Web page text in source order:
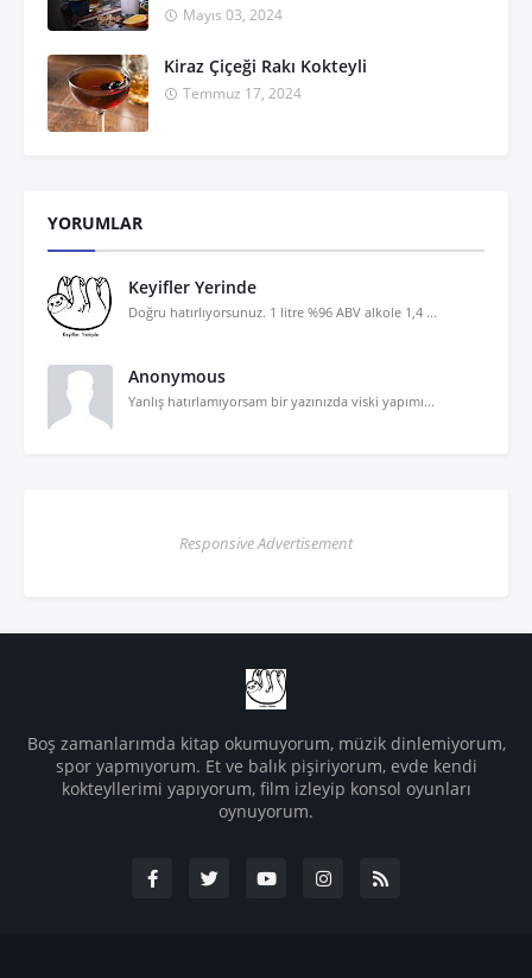
Mayıs 03, 2024
Kiraz Çiçeği Rakı Kokteyli
Temmuz 17, 2024
YORUMLAR
Keyifler Yerinde
Doğru hatırlıyorsunuz. 1 litre %96 ABV alkole 1,4 ...
Anonymous
Yanlış hatırlamıyorsam bir yazınızda viski yapımı...
Responsive Advertisement
Boş zamanlarımda kitap okumuyorum, müzik dinlemiyorum,
spor yapmıyorum. Et ve balık pişiriyorum, evde kendi
kokteyllerimi yapıyorum, film izleyip konsol oyunları
oynuyorum.